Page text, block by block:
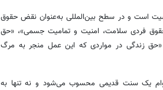
است و در سطح بین‌المللی به‌عنوان نقض حقوق
فردی سلامت، امنیت و تمامیت جسمی»، «حق
و «حق زندگی در مواردی که این عمل منجر به مرگ
یک سنت قدیمی محسوب می‌شود و نه تنها به